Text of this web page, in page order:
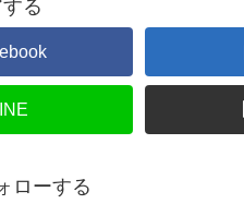
る
ローする